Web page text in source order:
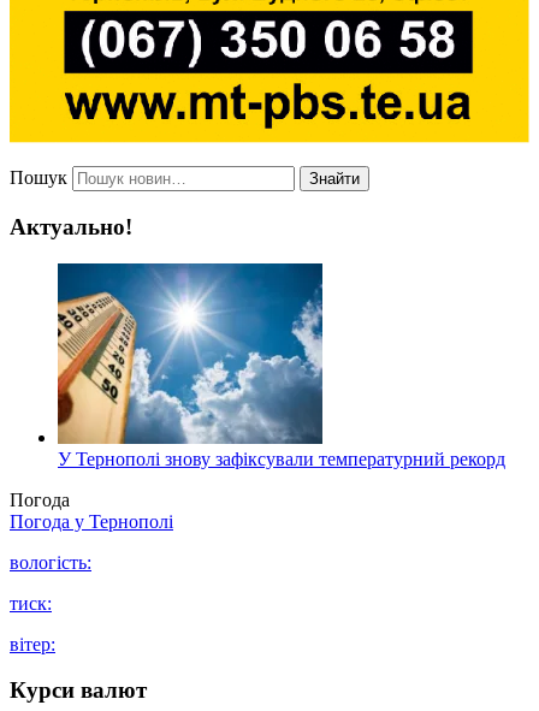
Пошук Знайти
Актуально!
У Тернополі знову зафіксували температурний рекорд
Погода
Погода у Тернополі
вологість:
тиск:
вітер:
Курси валют